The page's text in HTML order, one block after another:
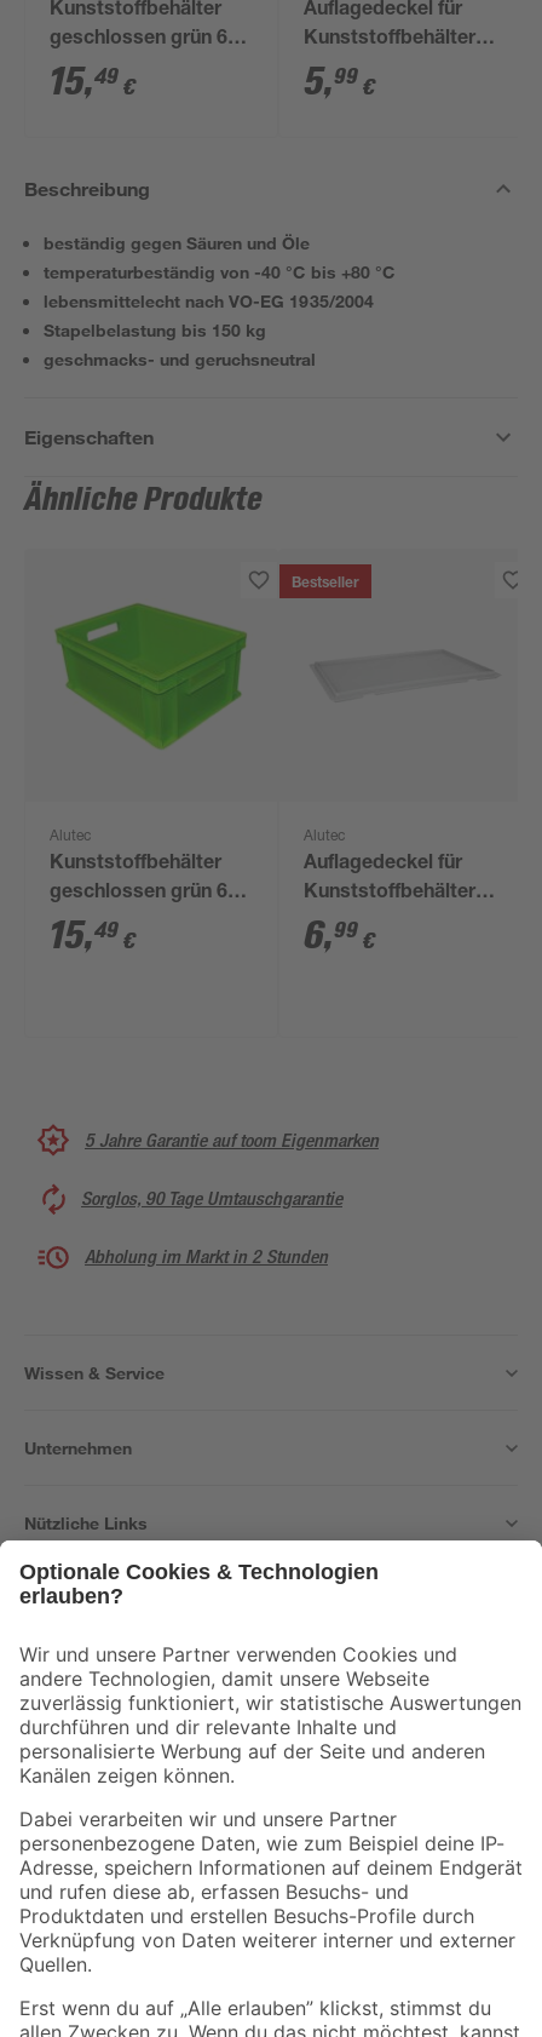
Kunststoffbehälter
geschlossen grün 60
x 40 x 32 cm
15,49 €
Auflagedeckel für
Kunststoffbehälter
grau 40 x 30 cm
5,99 €
Beschreibung
beständig gegen Säuren und Öle
temperaturbeständig von -40 °C bis +80 °C
lebensmittelecht nach VO-EG 1935/2004
Stapelbelastung bis 150 kg
geschmacks- und geruchsneutral
Eigenschaften
Ähnliche Produkte
Alutec
Kunststoffbehälter
geschlossen grün 60
x 40 x 32 cm
15,49 €
Bestseller
Alutec
Auflagedeckel für
Kunststoffbehälter
grau 60 x 40 cm
6,99 €
5 Jahre Garantie auf toom Eigenmarken
Sorglos, 90 Tage Umtauschgarantie
Abholung im Markt in 2 Stunden
Wissen & Service
Unternehmen
Nützliche Links
Der toom Newsletter: Keine Angebote und Aktionen mehr verpassen!
Zur Newsletter Anmeldung
Folge uns
Zahlungsarten Versandarten
Sicher einkaufen